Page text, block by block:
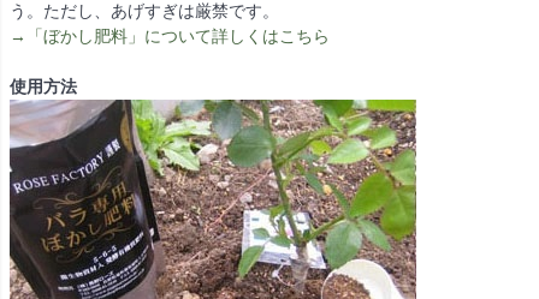
う。ただし、あげすぎは厳禁です。
→「ぼかし肥料」について詳しくはこちら
使用方法